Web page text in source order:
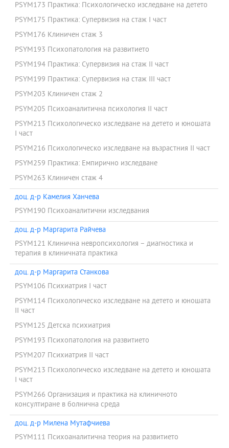
PSYM173 Практика: Психологическо изследване на детето
PSYM175 Практика: Супервизия на стаж I част
PSYM176 Клиничен стаж 3
PSYM193 Психопатология на развитието
PSYM194 Практика: Супервизия на стаж II част
PSYM199 Практика: Супервизия на стаж III част
PSYM203 Клиничен стаж 2
PSYM205 Психоаналитична психология ІI част
PSYM213 Психологическо изследване на детето и юношата
I част
PSYM216 Психологическо изследване на възрастния ІІ част
PSYM259 Практика: Емпирично изследване
PSYM263 Клиничен стаж 4
доц. д-р Камелия Ханчева
PSYM190 Психоаналитични изследвания
доц. д-р Маргарита Райчева
PSYM121 Клинична невропсихология – диагностика и
терапия в клиничната практика
доц. д-р Маргарита Станкова
PSYM106 Психиатрия I част
PSYM114 Психологическо изследване на детето и юношата
ІІ част
PSYM125 Детска психиатрия
PSYM193 Психопатология на развитието
PSYM207 Психиатрия ІІ част
PSYM213 Психологическо изследване на детето и юношата
I част
PSYM266 Организация и практика на клиничното
консултиране в болнична среда
доц. д-р Милена Мутафчиева
PSYM111 Психоаналитична теория на развитието